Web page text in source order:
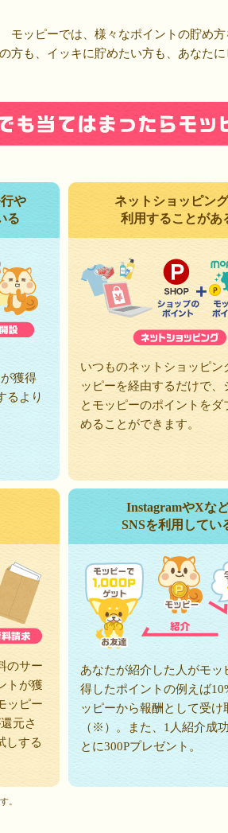
モッピーでは、様々なポイントの貯め方
方も、イッキに貯めたい方も、あなた
や
る
獲得
るより
ネットショッピン
利用することがあ
いつものネットショッピン
ッピーを経由するだけで、
とモッピーのポイントをダ
めることができます。
のサー
トが獲
ッピー
元さ
しする
InstagramやXな
SNSを利用してい
あなたが紹介した人がモッ
得したポイントの例えば
ッピーから報酬として受け
（※）。また、1人紹介成
とに300Pプレゼント。
。